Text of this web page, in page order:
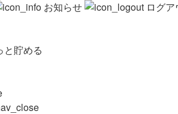
お知らせ ログア
と貯める